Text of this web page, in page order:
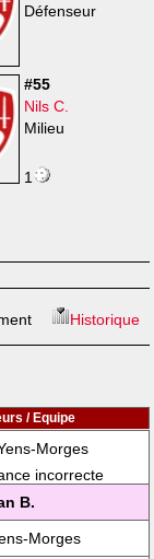
Défenseur
#55
Nils C.
Milieu
1
Historique
/ Equipe
Morges
incorrecte
B.
Morges